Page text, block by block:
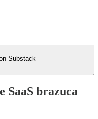
Substack
SaaS brazuca